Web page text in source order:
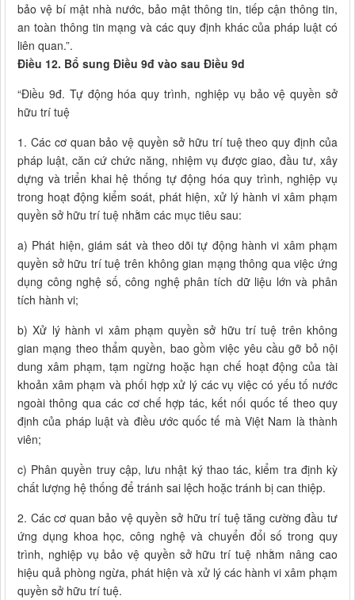
bảo vệ bí mật nhà nước, bảo mật thông tin, tiếp cận thông tin,
an toàn thông tin mạng và các quy định khác của pháp luật có
liên quan.”.
Điều 12. Bổ sung Điều 9đ vào sau Điều 9d
“Điều 9đ. Tự động hóa quy trình, nghiệp vụ bảo vệ quyền sở
hữu trí tuệ
1. Các cơ quan bảo vệ quyền sở hữu trí tuệ theo quy định của
pháp luật, căn cứ chức năng, nhiệm vụ được giao, đầu tư, xây
dựng và triển khai hệ thống tự động hóa quy trình, nghiệp vụ
trong hoạt động kiểm soát, phát hiện, xử lý hành vi xâm phạm
quyền sở hữu trí tuệ nhằm các mục tiêu sau:
a) Phát hiện, giám sát và theo dõi tự động hành vi xâm phạm
quyền sở hữu trí tuệ trên không gian mạng thông qua việc ứng
dụng công nghệ số, công nghệ phân tích dữ liệu lớn và phân
tích hành vi;
b) Xử lý hành vi xâm phạm quyền sở hữu trí tuệ trên không
gian mạng theo thẩm quyền, bao gồm việc yêu cầu gỡ bỏ nội
dung xâm phạm, tạm ngừng hoặc hạn chế hoạt động của tài
khoản xâm phạm và phối hợp xử lý các vụ việc có yếu tố nước
ngoài thông qua các cơ chế hợp tác, kết nối quốc tế theo quy
định của pháp luật và điều ước quốc tế mà Việt Nam là thành
viên;
c) Phân quyền truy cập, lưu nhật ký thao tác, kiểm tra định kỳ
chất lượng hệ thống để tránh sai lệch hoặc tránh bị can thiệp.
2. Các cơ quan bảo vệ quyền sở hữu trí tuệ tăng cường đầu tư
ứng dụng khoa học, công nghệ và chuyển đổi số trong quy
trình, nghiệp vụ bảo vệ quyền sở hữu trí tuệ nhằm nâng cao
hiệu quả phòng ngừa, phát hiện và xử lý các hành vi xâm phạm
quyền sở hữu trí tuệ.